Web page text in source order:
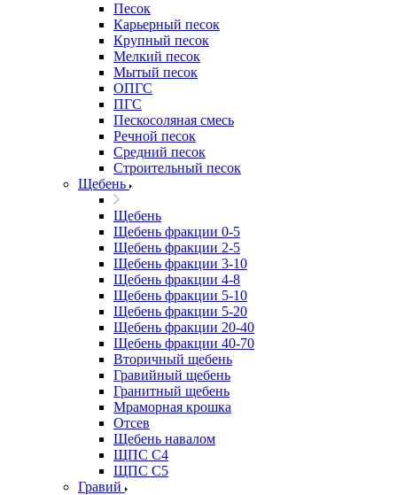
Песок
Карьерный песок
Крупный песок
Мелкий песок
Мытый песок
ОПГС
ПГС
Пескосоляная смесь
Речной песок
Средний песок
Строительный песок
Щебень
Щебень
Щебень фракции 0-5
Щебень фракции 2-5
Щебень фракции 3-10
Щебень фракции 4-8
Щебень фракции 5-10
Щебень фракции 5-20
Щебень фракции 20-40
Щебень фракции 40-70
Вторичный щебень
Гравийный щебень
Гранитный щебень
Мраморная крошка
Отсев
Щебень навалом
ЩПС С4
ЩПС С5
Гравий